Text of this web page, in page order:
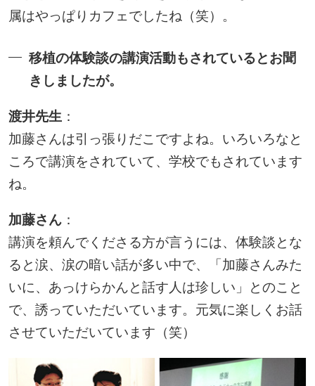
属はやっぱりカフェでしたね（笑）。
移植の体験談の講演活動もされているとお聞
きしましたが。
渡井先生：
加藤さんは引っ張りだこですよね。いろいろなと
ころで講演をされていて、学校でもされています
ね。
加藤さん：
講演を頼んでくださる方が言うには、体験談とな
ると涙、涙の暗い話が多い中で、「加藤さんみた
いに、あっけらかんと話す人は珍しい」とのこと
で、誘っていただいています。元気に楽しくお話
させていただいています（笑）